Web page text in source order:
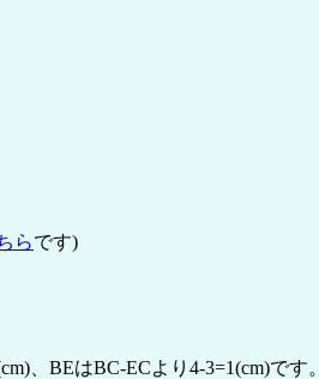
らです)
、BEはBC-ECより4-3=1(cm)です。